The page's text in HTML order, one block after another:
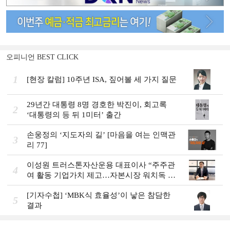
오피니언 BEST CLICK
1 [현장 칼럼] 10주년 ISA, 짚어볼 세 가지 질문
2
29년간 대통령 8명 경호한 박진이, 회고록
‘대통령의 등 뒤 1미터’ 출간
3
손웅정의 ‘지도자의 길’ [마음을 여는 인맥관
리 77]
4
이성원 트러스톤자산운용 대표이사 “주주관
여 활동 기업가치 제고…자본시장 워치독 역
할”
5
[기자수첩] ‘MBK식 효율성’이 낳은 참담한
결과